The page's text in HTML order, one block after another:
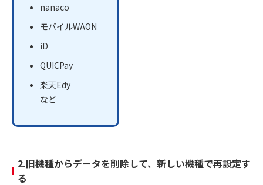
nanaco
モバイルWAON
iD
QUICPay
楽天Edy
など
2.旧機種からデータを削除して、新しい機種で再設定す
る